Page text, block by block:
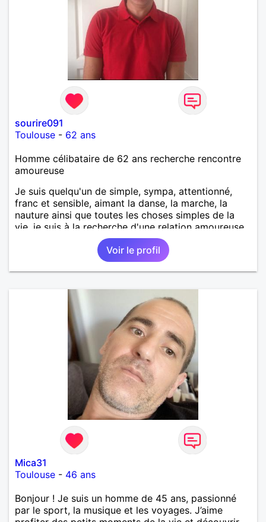
sourire091
Toulouse - 62 ans
Homme célibataire de 62 ans recherche rencontre
amoureuse
Je suis quelqu'un de simple, sympa, attentionné,
franc et sensible, aimant la danse, la marche, la
nauture ainsi que toutes les choses simples de la
vie, je suis à la recherche d'une relation amoureuse
sérieuse et durable basée sur la confiance et le
Voir le profil
Mica31
Toulouse - 46 ans
Bonjour ! Je suis un homme de 45 ans, passionné
par le sport, la musique et les voyages. J’aime